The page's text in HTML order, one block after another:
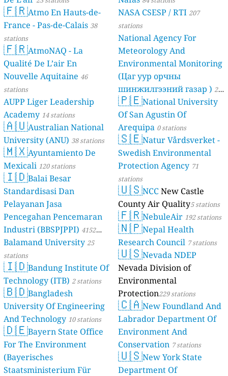
🇫🇷Atmo En Hauts-de-
France - Pas-de-Calais 38
stations
🇫🇷AtmoNAQ - La
Qualité De L’air En
Nouvelle Aquitaine 46
stations
AUPP Liger Leadership
Academy 14 stations
🇦🇺Australian National
University (ANU) 38 stations
🇲🇽Ayuntamiento De
Mexicali 120 stations
🇮🇩Balai Besar
Standardisasi Dan
Pelayanan Jasa
Pencegahan Pencemaran
Industri (BBSPJPPI) 4152
stations
Balamand University25
stations
🇮🇩Bandung Institute Of
Technology (ITB) 2 stations
🇧🇩Bangladesh
University Of Engineering
And Technology 10 stations
🇩🇪Bayern State Office
For The Environment
(Bayerisches
Staatsministerium Für
NASA CSESP / RTI 207
stations
National Agency For
Meteorology And
Environmental Monitoring
(Цаг уур орчны
шинжилгээний газар ) 21
stations
🇵🇪National University
Of San Agustin Of
Arequipa 0 stations
🇸🇪Natur Vårdsverket -
Swedish Environmental
Protection Agency 71
stations
🇺🇸NCCNew Castle
County Air Quality5 stations
🇫🇷NebuleAir 192 stations
🇳🇵Nepal Health
Research Council 7 stations
🇺🇸Nevada NDEP
Nevada Division of
Environmental
Protection229 stations
🇨🇦New Foundland And
Labrador Department Of
Environment And
Conservation 7 stations
🇺🇸New York State
Department Of